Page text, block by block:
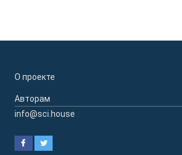
О проекте
Авторам
info@sci.house